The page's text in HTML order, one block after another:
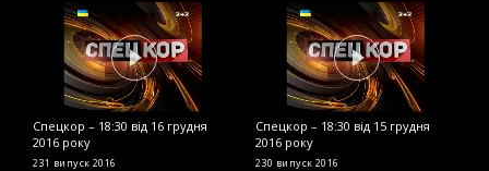
Спецкор – 18:30 від 16 грудня
2016 року
231 випуск 2016
Спецкор – 18:30 від 15 грудня
2016 року
230 випуск 2016